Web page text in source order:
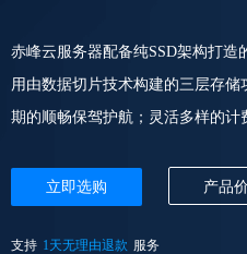
赤峰云服务器配备纯SSD架构打
用由数据切片技术构建的三层存
期的顺畅保驾护航；灵活多样的
立即选购 产品
支持 1天无理由退款 服务